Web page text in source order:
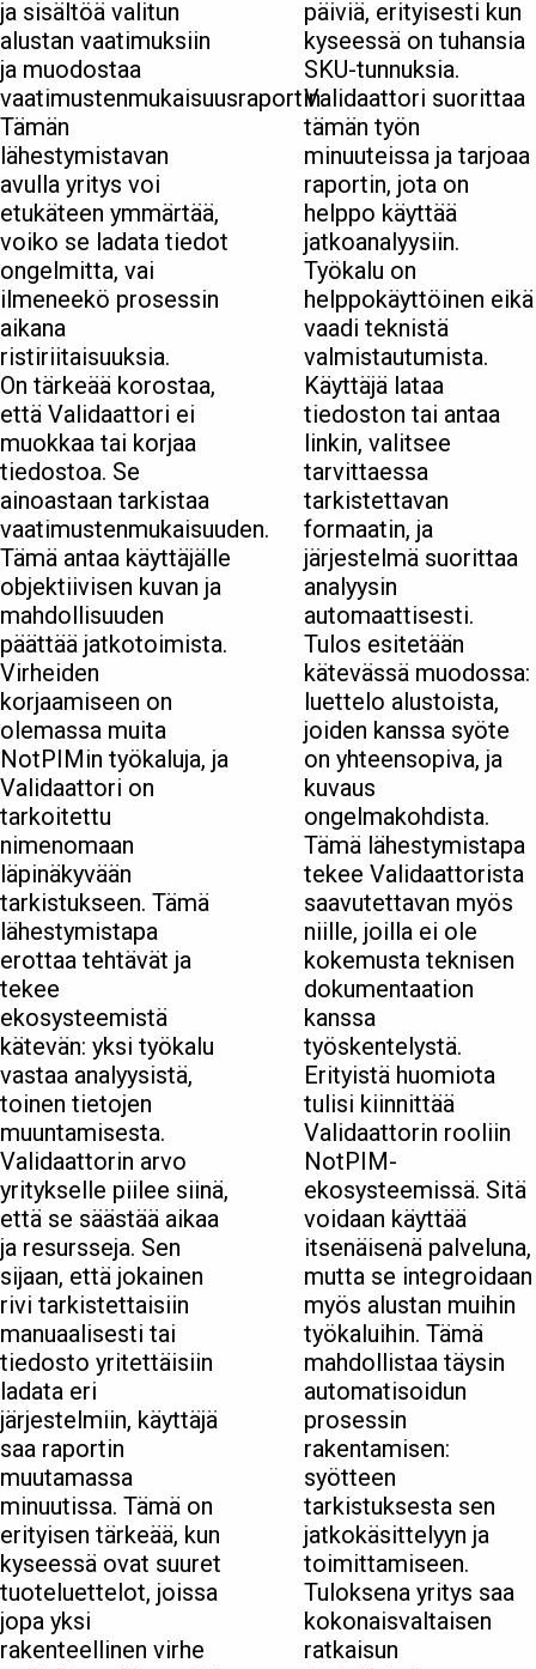
ja sisältöä valitun
alustan vaatimuksiin
ja muodostaa
vaatimustenmukaisuusraportin.
Tämän
lähestymistavan
avulla yritys voi
etukäteen ymmärtää,
voiko se ladata tiedot
ongelmitta, vai
ilmeneekö prosessin
aikana
ristiriitaisuuksia.
On tärkeää korostaa,
että Validaattori ei
muokkaa tai korjaa
tiedostoa. Se
ainoastaan tarkistaa
vaatimustenmukaisuuden.
Tämä antaa käyttäjälle
objektiivisen kuvan ja
mahdollisuuden
päättää jatkotoimista.
Virheiden
korjaamiseen on
olemassa muita
NotPIMin työkaluja, ja
Validaattori on
tarkoitettu
nimenomaan
läpinäkyvään
tarkistukseen. Tämä
lähestymistapa
erottaa tehtävät ja
tekee
ekosysteemistä
kätevän: yksi työkalu
vastaa analyysistä,
toinen tietojen
muuntamisesta.
Validaattorin arvo
yritykselle piilee siinä,
että se säästää aikaa
ja resursseja. Sen
sijaan, että jokainen
rivi tarkistettaisiin
manuaalisesti tai
tiedosto yritettäisiin
ladata eri
järjestelmiin, käyttäjä
saa raportin
muutamassa
minuutissa. Tämä on
erityisen tärkeää, kun
kyseessä ovat suuret
tuoteluettelot, joissa
jopa yksi
rakenteellinen virhe
päiviä, erityisesti kun
kyseessä on tuhansia
SKU-tunnuksia.
Validaattori suorittaa
tämän työn
minuuteissa ja tarjoaa
raportin, jota on
helppo käyttää
jatkoanalyysiin.
Työkalu on
helppokäyttöinen eikä
vaadi teknistä
valmistautumista.
Käyttäjä lataa
tiedoston tai antaa
linkin, valitsee
tarvittaessa
tarkistettavan
formaatin, ja
järjestelmä suorittaa
analyysin
automaattisesti.
Tulos esitetään
kätevässä muodossa:
luettelo alustoista,
joiden kanssa syöte
on yhteensopiva, ja
kuvaus
ongelmakohdista.
Tämä lähestymistapa
tekee Validaattorista
saavutettavan myös
niille, joilla ei ole
kokemusta teknisen
dokumentaation
kanssa
työskentelystä.
Erityistä huomiota
tulisi kiinnittää
Validaattorin rooliin
NotPIM-
ekosysteemissä. Sitä
voidaan käyttää
itsenäisenä palveluna,
mutta se integroidaan
myös alustan muihin
työkaluihin. Tämä
mahdollistaa täysin
automatisoidun
prosessin
rakentamisen:
syötteen
tarkistuksesta sen
jatkokäsittelyyn ja
toimittamiseen.
Tuloksena yritys saa
kokonaisvaltaisen
ratkaisun